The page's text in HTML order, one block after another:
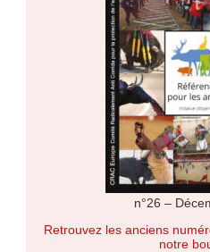
n°26 –
Retrouvez les anciens
notre